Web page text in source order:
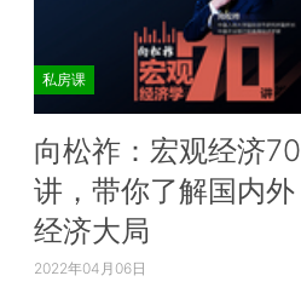
私房课
向松祚：宏观经济70
讲，带你了解国内外
经济大局
2022年04月06日